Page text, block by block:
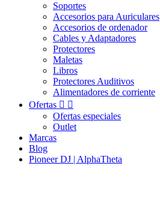
Soportes
Accesorios para Auriculares
Accesorios de ordenador
Cables y Adaptadores
Protectores
Maletas
Libros
Protectores Auditivos
Alimentadores de corriente
Ofertas  
Ofertas especiales
Outlet
Marcas
Blog
Pioneer DJ | AlphaTheta